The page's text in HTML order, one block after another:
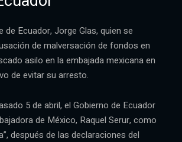
de Ecuador, Jorge Glas, quien se
de malversación de fondos en
asilo en la embajada mexicana en
de evitar su arresto.
5 de abril, el Gobierno de Ecuador
de México, Raquel Serur, como
después de las declaraciones del